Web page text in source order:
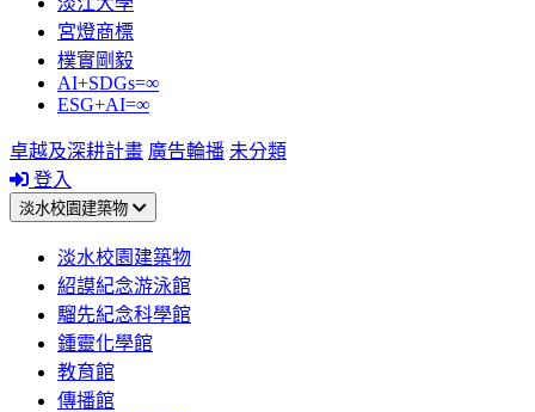
宮燈商標
樸實剛毅
AI+SDGs=∞
ESG+AI=∞
卓越及深耕計畫 廣告輪播 未分類
登入
淡水校園建築物
淡水校園建築物
紹謨紀念游泳館
騮先紀念科學館
鍾靈化學館
教育館
傳播館